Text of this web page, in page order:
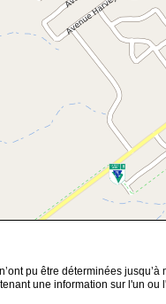
pu être déterminées jusqu’à
une information sur l'un ou